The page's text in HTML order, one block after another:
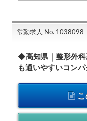
常勤求人 No. 1038098
◆高知県｜整形外科
も通いやすいコン